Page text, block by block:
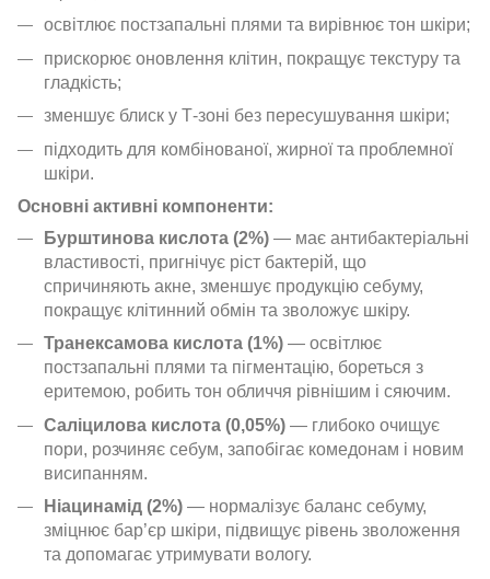
освітлює постзапальні плями та вирівнює тон шкіри;
прискорює оновлення клітин, покращує текстуру та
гладкість;
зменшує блиск у Т-зоні без пересушування шкіри;
підходить для комбінованої, жирної та проблемної
шкіри.
Основні активні компоненти:
Бурштинова кислота (2%) — має антибактеріальні
властивості, пригнічує ріст бактерій, що
спричиняють акне, зменшує продукцію себуму,
покращує клітинний обмін та зволожує шкіру.
Транексамова кислота (1%) — освітлює
постзапальні плями та пігментацію, бореться з
еритемою, робить тон обличчя рівнішим і сяючим.
Саліцилова кислота (0,05%) — глибоко очищує
пори, розчиняє себум, запобігає комедонам і новим
висипанням.
Ніацинамід (2%) — нормалізує баланс себуму,
зміцнює бар’єр шкіри, підвищує рівень зволоження
та допомагає утримувати вологу.